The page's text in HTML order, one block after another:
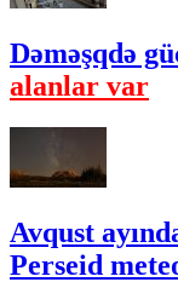
Dəməşqdə
alanlar var
Avqust
Perseid